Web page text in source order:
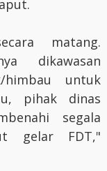
matang.
dikawasan
himbau untuk
pihak dinas
segala
gelar FDT,"